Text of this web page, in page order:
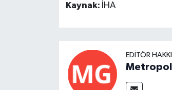
Kaynak: İHA
EDITÖR